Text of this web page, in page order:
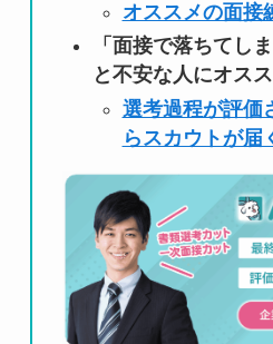
オススメの面接
「面接で落ちてし
と不安な人にオスス
選考過程が評価
らスカウトが届